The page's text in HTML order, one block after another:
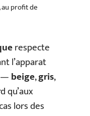
profit de
respecte
l’apparat
—beige,gris,
lors des